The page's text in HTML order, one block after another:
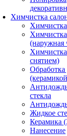
Химчистка
(наружная
снятием)
Обработка
стекла
Жидкое
Керамика
Нанесение